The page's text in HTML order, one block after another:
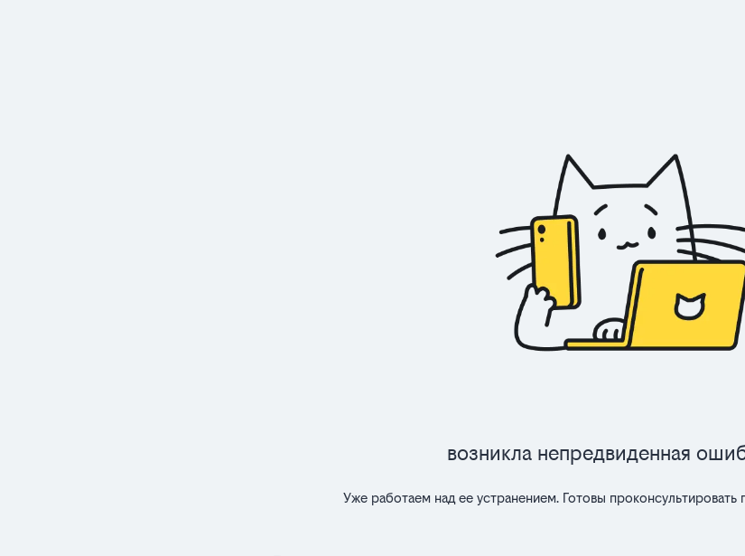
Возникла непредвиденная
Уже работаем над ее устранением. Готовы